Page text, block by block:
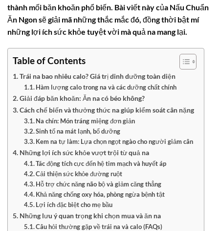
thành mối băn khoăn phổ biến. Bài viết này của Nấu Chuẩn
Ăn Ngon sẽ giải mã những thắc mắc đó, đồng thời bật mí
những lợi ích sức khỏe tuyệt vời mà quả na mang lại.
Table of Contents
Trái na bao nhiêu calo? Giá trị dinh dưỡng toàn diện
Hàm lượng calo trong na và các dưỡng chất chính
Giải đáp băn khoăn: Ăn na có béo không?
Cách chế biến và thưởng thức na giúp kiểm soát cân nặng
Na chín: Món tráng miệng đơn giản
Sinh tố na mát lạnh, bổ dưỡng
Kem na tự làm: Lựa chọn ngọt ngào cho người giảm cân
Những lợi ích sức khỏe vượt trội từ quả na
Tác động tích cực đến hệ tim mạch và huyết áp
Cải thiện sức khỏe đường ruột
Hỗ trợ chức năng não bộ và giảm căng thẳng
Khả năng chống oxy hóa, phòng ngừa bệnh tật
Lợi ích đặc biệt cho mẹ bầu
Những lưu ý quan trọng khi chọn mua và ăn na
Câu hỏi thường gặp về trái na và calo (FAQs)